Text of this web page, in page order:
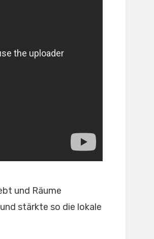
und Räume
stärkte so die lokale